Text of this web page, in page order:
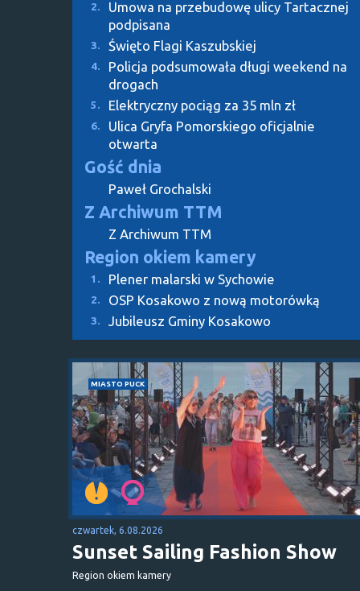
2.
Umowa na przebudowę ulicy Tartacznej
podpisana
3. Święto Flagi Kaszubskiej
4.
Policja podsumowała długi weekend na
drogach
5. Elektryczny pociąg za 35 mln zł
6.
Ulica Gryfa Pomorskiego oficjalnie
otwarta
Gość dnia
Paweł Grochalski
Z Archiwum TTM
Z Archiwum TTM
Region okiem kamery
1. Plener malarski w Sychowie
2. OSP Kosakowo z nową motorówką
3. Jubileusz Gminy Kosakowo
MIASTO PUCK
czwartek, 6.08.2026
Sunset Sailing Fashion Show
Region okiem kamery